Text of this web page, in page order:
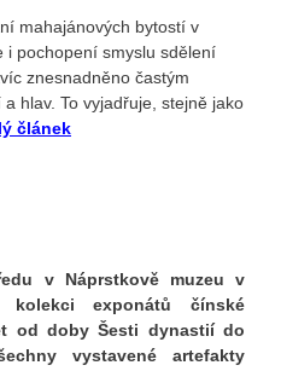
mahajánových bytostí v
i pochopení smyslu sdělení
znesnadněno častým
hlav. To vyjadřuje, stejně jako
článek
v Náprstkově muzeu v
kolekci exponátů čínské
od doby Šesti dynastií do
vystavené artefakty